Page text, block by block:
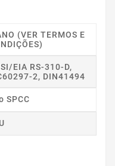
(VER TERMOS E
EIA RS-310-D,
2, DIN41494
SPCC